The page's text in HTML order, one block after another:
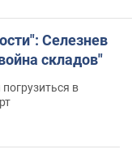
Селезнев
складов"
в